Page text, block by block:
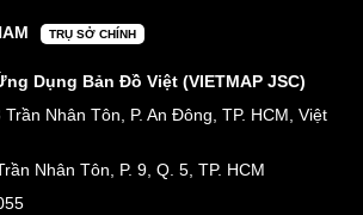
TRỤ SỞ CHÍNH
Dụng Bản Đồ Việt (VIETMAP JSC)
Nhân Tôn, P. An Đông, TP. HCM, Việt
Nhân Tôn, P. 9, Q. 5, TP. HCM